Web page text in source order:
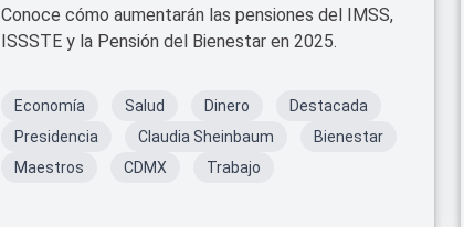
Conoce cómo aumentarán las pensiones del IMSS,
ISSSTE y la Pensión del Bienestar en 2025.
Economía Salud Dinero
Destacada
Presidencia
Claudia Sheinbaum
Bienestar
Maestros
CDMX Trabajo